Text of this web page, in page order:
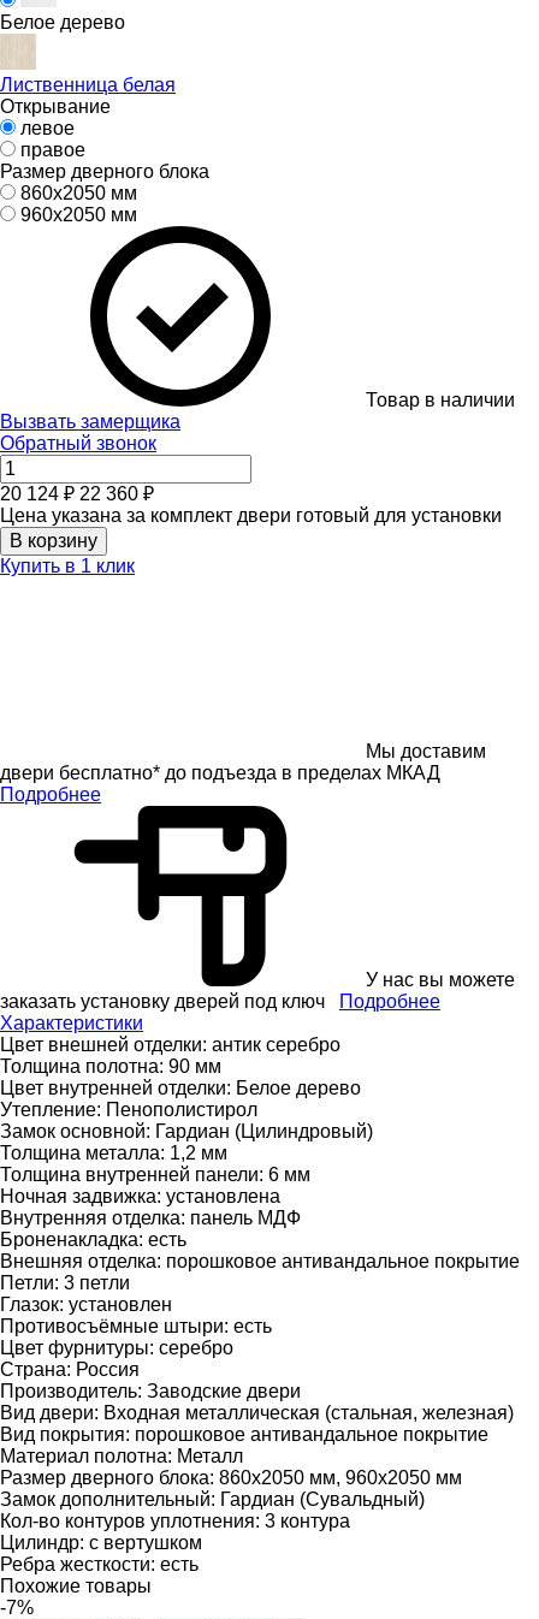
Белое дерево
Лиственница белая
Открывание
левое
правое
Размер дверного блока
860х2050 мм
960х2050 мм
Товар в наличии
Вызвать замерщика
Обратный звонок
20 124 ₽ 22 360 ₽
Цена указана за комплект двери готовый для установки
В корзину
Купить в 1 клик
Мы доставим
двери бесплатно* до подъезда в пределах МКАД
Подробнее
У нас вы можете
заказать установку дверей под ключ
Подробнее
Характеристики
Цвет внешней отделки: антик серебро
Толщина полотна: 90 мм
Цвет внутренней отделки: Белое дерево
Утепление: Пенополистирол
Замок основной: Гардиан (Цилиндровый)
Толщина металла: 1,2 мм
Толщина внутренней панели: 6 мм
Ночная задвижка: установлена
Внутренняя отделка: панель МДФ
Броненакладка: есть
Внешняя отделка: порошковое антивандальное покрытие
Петли: 3 петли
Глазок: установлен
Противосъёмные штыри: есть
Цвет фурнитуры: серебро
Страна: Россия
Производитель: Заводские двери
Вид двери: Входная металлическая (стальная, железная)
Вид покрытия: порошковое антивандальное покрытие
Материал полотна: Металл
Размер дверного блока: 860х2050 мм, 960х2050 мм
Замок дополнительный: Гардиан (Сувальдный)
Кол-во контуров уплотнения: 3 контура
Цилиндр: с вертушком
Ребра жесткости: есть
Похожие товары
-7%